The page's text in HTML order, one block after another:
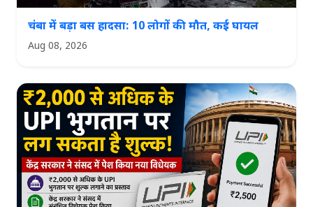
चंबा में बड़ा बस हादसा: 10 लोगों की मौत, कई घायल
Aug 08, 2026